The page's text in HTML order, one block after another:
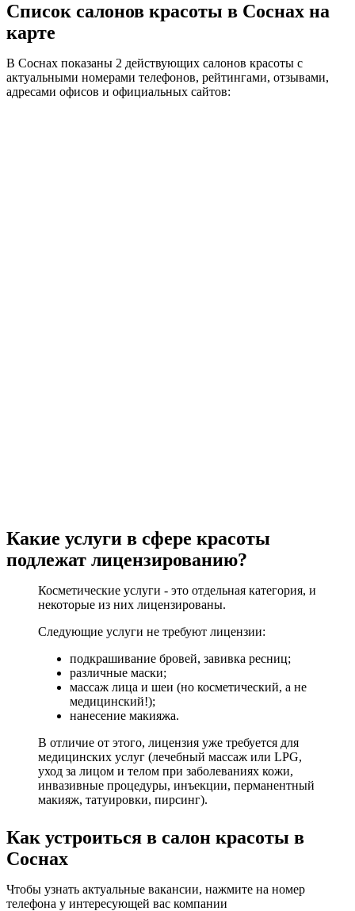
Список салонов красоты в Соснах на
карте
В Соснах показаны 2 действующих салонов красоты с
актуальными номерами телефонов, рейтингами, отзывами,
адресами офисов и официальных сайтов:
Какие услуги в сфере красоты
подлежат лицензированию?
Косметические услуги - это отдельная категория, и
некоторые из них лицензированы.
Следующие услуги не требуют лицензии:
подкрашивание бровей, завивка ресниц;
различные маски;
массаж лица и шеи (но косметический, а не
медицинский!);
нанесение макияжа.
В отличие от этого, лицензия уже требуется для
медицинских услуг (лечебный массаж или LPG,
уход за лицом и телом при заболеваниях кожи,
инвазивные процедуры, инъекции, перманентный
макияж, татуировки, пирсинг).
Как устроиться в салон красоты в
Соснах
Чтобы узнать актуальные вакансии, нажмите на номер
телефона у интересующей вас компании